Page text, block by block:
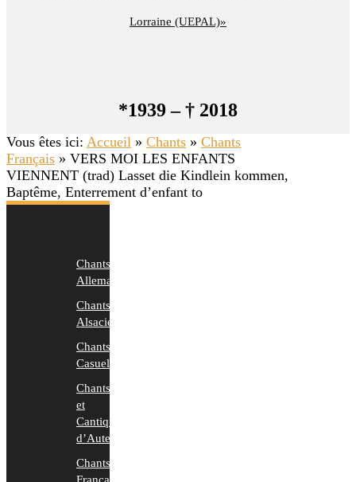
Lorraine (UEPAL)»
*1939 – † 2018
Vous êtes ici: Accueil » Chants » Chants
Français » VERS MOI LES ENFANTS
VIENNENT (trad) Lasset die Kindlein kommen,
Baptême, Enterrement d’enfant to
Chants
Allemands
Chants
Alsaciens
Chants
Casuels
Chants
et
Cantiques
d’Auteurs
Chants